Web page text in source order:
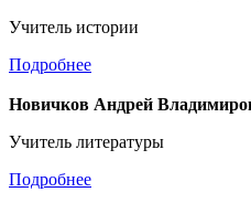
Учитель истории
Подробнее
Новичков Андрей
Учитель литературы
Подробнее